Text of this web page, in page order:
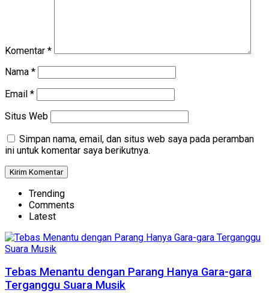
Komentar *
Nama *
Email *
Situs Web
Simpan nama, email, dan situs web saya pada peramban
ini untuk komentar saya berikutnya.
Trending
Comments
Latest
Tebas Menantu dengan Parang Hanya Gara-gara
Terganggu Suara Musik